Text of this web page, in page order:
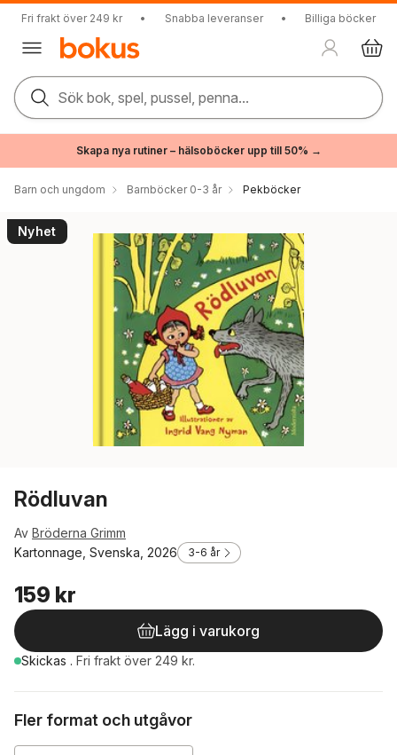
Fri frakt över 249 kr • Snabba leveranser • Billiga böcker
Sök bok, spel, pussel, penna...
Skapa nya rutiner – hälsoböcker upp till 50% →
Barn och ungdom Barnböcker 0-3 år Pekböcker
Nyhet
Rödluvan
Av Bröderna Grimm
Kartonnage, Svenska, 2026
3-6 år
159 kr
Lägg i varukorg
Skickas . Fri frakt över 249 kr.
Fler format och utgåvor